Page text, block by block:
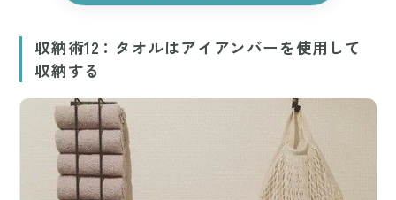
収納術12：タオルはアイアンバーを使用して
収納する